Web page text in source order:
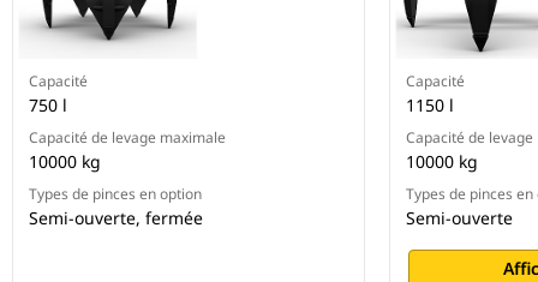
Capacité
750 l
Capacité de levage maximale
10000 kg
Types de pinces en option
Semi-ouverte, fermée
Capacité
1150 l
Capacité de
10000 kg
Types de pinces
Semi-ouverte